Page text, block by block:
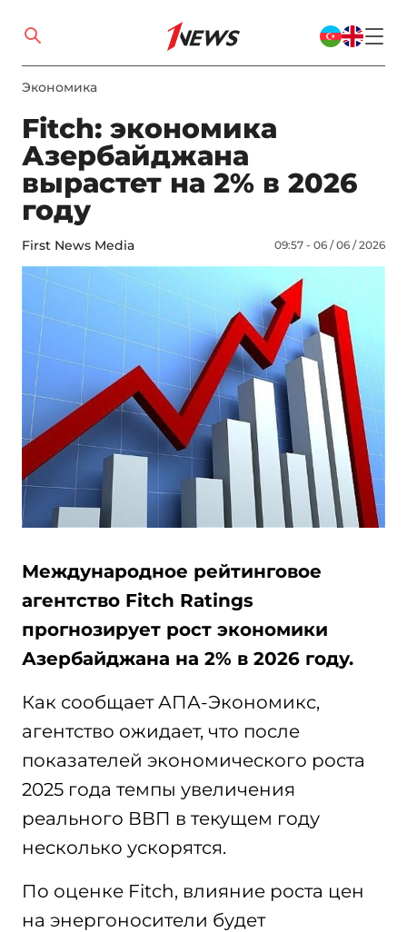
Экономика
Fitch: экономика
Азербайджана
вырастет на 2% в 2026
году
First News Media 09:57 - 06 / 06 / 2026
Международное рейтинговое
агентство Fitch Ratings
прогнозирует рост экономики
Азербайджана на 2% в 2026 году.
Как сообщает АПА-Экономикс,
агентство ожидает, что после
показателей экономического роста
2025 года темпы увеличения
реального ВВП в текущем году
несколько ускорятся.
По оценке Fitch, влияние роста цен
на энергоносители будет